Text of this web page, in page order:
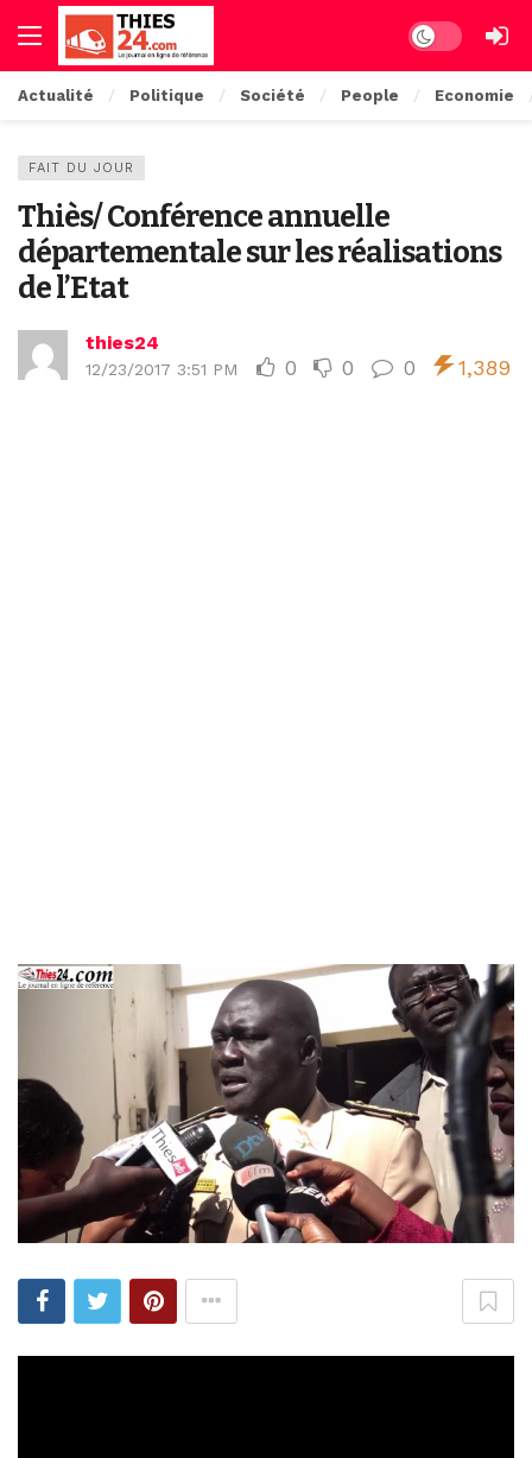
Dark mode
Actualité Politique Société People Economie
FAIT DU JOUR
Thiès/ Conférence annuelle
départementale sur les réalisations
de l’Etat
thies24
12/23/2017 3:51 PM 0 0 0 1,389